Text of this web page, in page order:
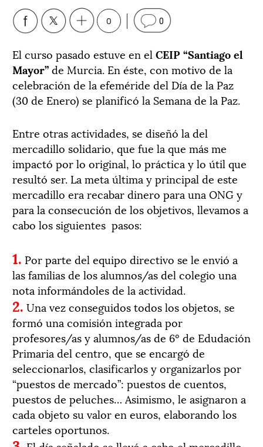
0 0
El curso pasado estuve en el CEIP “Santiago el
Mayor”de Murcia. En éste, con motivo de la
celebración de la efeméride del Día de la Paz
(30 de Enero) se planificó la Semana de la Paz.
Entre otras actividades, se diseñó la del
mercadillo solidario, que fue la que más me
impactó por lo original, lo práctica y lo útil que
resultó ser. La meta última y principal de este
mercadillo era recabar dinero para una ONG y
para la consecución de los objetivos, llevamos a
cabo los siguientes pasos:
1. Por parte del equipo directivo se le envió a
las familias de los alumnos/as del colegio una
nota informándoles de la actividad.
2. Una vez conseguidos todos los objetos, se
formó una comisión integrada por
profesores/as y alumnos/as de 6º de Edudación
Primaria del centro, que se encargó de
seleccionarlos, clasificarlos y organizarlos por
“puestos de mercado”: puestos de cuentos,
puestos de peluches… Asimismo, le asignaron a
cada objeto su valor en euros, elaborando los
carteles oportunos.